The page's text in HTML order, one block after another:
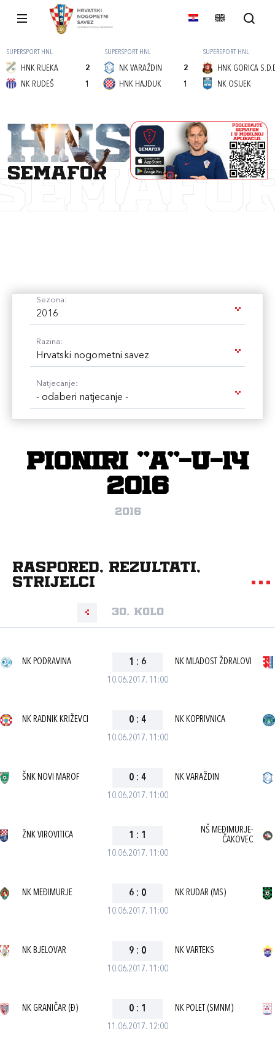
SUPERSPORT HNL
HNK RIJEKA
2
1
NK RUDEŠ
SUPERSPORT HNL
NK VARAŽDIN
2
1
HNK HAJDUK
SUPERSPORT HNL
HNK GORICA
NK OSIJEK
semafor
Sezona:
2016
Razina:
Hrvatski nogometni savez
Natjecanje:
- odaberi natjecanje -
PIONIRI "A"-U-14
2016
2016
Raspored, rezultati,
strijelci
30. kolo
10.06.2017. 11:00
NK PODRAVINA 1 : 6 NK MLADOST ŽDRALOVI
10.06.2017. 11:00
NK RADNIK KRIŽEVCI 0 : 4 NK KOPRIVNICA
10.06.2017. 11:00
ŠNK NOVI MAROF 0 : 4 NK VARAŽDIN
10.06.2017. 11:00
ŽNK VIROVITICA 1 : 1
NŠ MEĐIMURJE-
ČAKOVEC
10.06.2017. 11:00
NK MEĐIMURJE 6 : 0 NK RUDAR (MS)
10.06.2017. 11:00
NK BJELOVAR 9 : 0 NK VARTEKS
11.06.2017. 12:00
NK GRANIČAR (Đ) 0 : 1 NK POLET (SMNM)